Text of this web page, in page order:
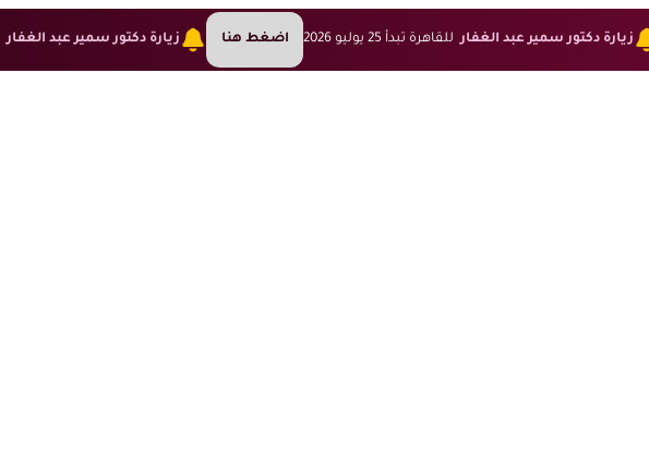
زيارة دكتور سمير عبد الغفار للقاهرة تبدأ 25 يوليو 2026 اضغط هنا زيارة دكتور سمير عبد الغفار